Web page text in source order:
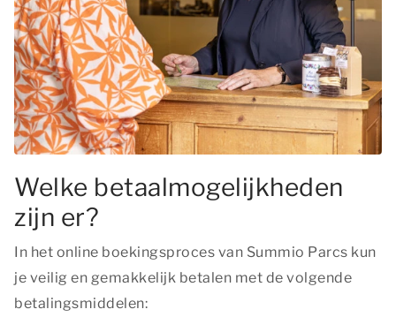
Welke betaalmogelijkheden
zijn er?
In het online boekingsproces van Summio Parcs kun
je veilig en gemakkelijk betalen met de volgende
betalingsmiddelen: